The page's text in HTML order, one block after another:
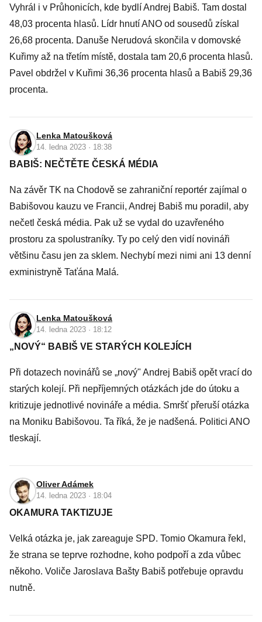
Vyhrál i v Průhonicích, kde bydlí Andrej Babiš. Tam dostal
48,03 procenta hlasů. Lídr hnutí ANO od sousedů získal
26,68 procenta. Danuše Nerudová skončila v domovské
Kuřimy až na třetím místě, dostala tam 20,6 procenta hlasů.
Pavel obdržel v Kuřimi 36,36 procenta hlasů a Babiš 29,36
procenta.
Lenka Matoušková
14. ledna 2023 · 18:38
BABIŠ: NEČTĚTE ČESKÁ MÉDIA
Na závěr TK na Chodově se zahraniční reportér zajímal o
Babišovou kauzu ve Francii, Andrej Babiš mu poradil, aby
nečetl česká média. Pak už se vydal do uzavřeného
prostoru za spolustraníky. Ty po celý den vidí novináři
většinu času jen za sklem. Nechybí mezi nimi ani 13 denní
exministryně Taťána Malá.
Lenka Matoušková
14. ledna 2023 · 18:12
„NOVÝ“ BABIŠ VE STARÝCH KOLEJÍCH
Při dotazech novinářů se „nový" Andrej Babiš opět vrací do
starých kolejí. Při nepříjemných otázkách jde do útoku a
kritizuje jednotlivé novináře a média. Smršť přeruší otázka
na Moniku Babišovou. Ta říká, že je nadšená. Politici ANO
tleskají.
Oliver Adámek
14. ledna 2023 · 18:04
OKAMURA TAKTIZUJE
Velká otázka je, jak zareaguje SPD. Tomio Okamura řekl,
že strana se teprve rozhodne, koho podpoří a zda vůbec
někoho. Voliče Jaroslava Bašty Babiš potřebuje opravdu
nutně.